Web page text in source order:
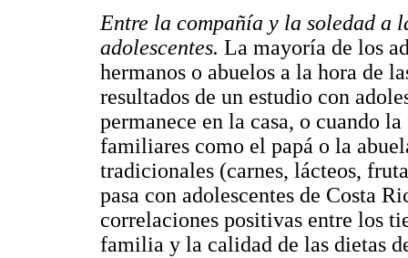
Entre la compañía y la soledad a
adolescentes. La mayoría de los
hermanos o abuelos a la hora de
resultados de un estudio con
permanece en la casa, o cuando
familiares como el papá o la
tradicionales (carnes, lácteos,
pasa con adolescentes de Costa
correlaciones positivas entre los
familia y la calidad de las dietas